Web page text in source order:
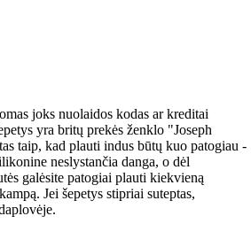
joks nuolaidos kodas ar kreditai
yra britų prekės ženklo "Joseph
taip, kad plauti indus būtų kuo patogiau -
neslystančia danga, o dėl
galėsite patogiai plauti kiekvieną
Jei šepetys stipriai suteptas,